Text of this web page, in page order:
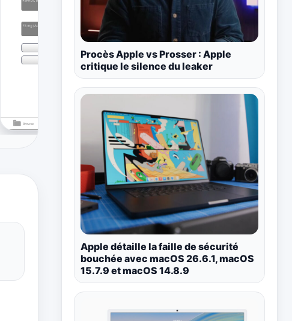
Procès Apple vs Prosser : Apple
critique le silence du leaker
Apple détaille la faille de sécurité
bouchée avec macOS 26.6.1, macOS
15.7.9 et macOS 14.8.9